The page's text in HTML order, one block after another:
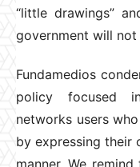
“little drawings”
government will not
Fundamedios
policy focused
networks users
by expressing their